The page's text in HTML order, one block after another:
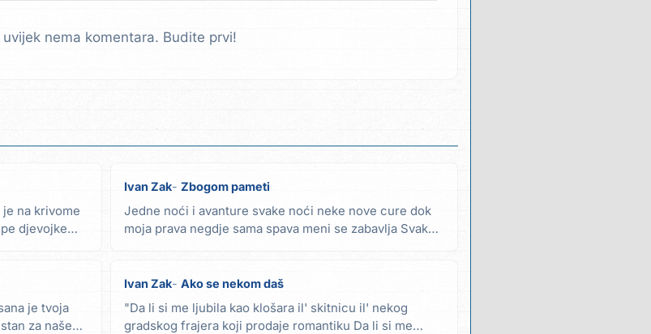
uvijek nema komentara. Budite prvi!
na krivome
djevojke
Ivan Zak Zbogom pameti
Jedne noći i avanture svake noći neke nove cure dok
moja prava negdje sama spava meni se zabavlja Svaku
je tvoja
za naše
Ivan Zak Ako se nekom daš
"Da li si me ljubila kao klošara il' skitnicu il' nekog
gradskog frajera koji prodaje romantiku Da li si me